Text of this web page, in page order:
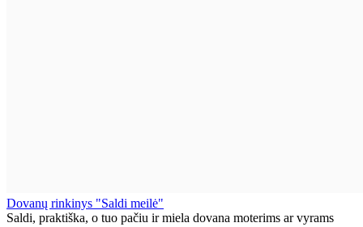
Dovanų rinkinys "Saldi meilė"
Saldi, praktiška, o tuo pačiu ir miela dovana moterims ar vyrams